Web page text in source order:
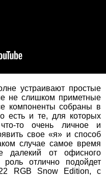
устраивают простые
не слишком приметные
компоненты собраны в
есть и те, для которых
то очень личное и
свое «я» и способ
случае самое время
далекий от офисного
отлично подойдет
RGB Snow Edition, с